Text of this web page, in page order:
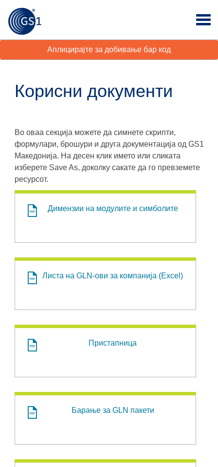
Аплицирајте за добивање бар код
Корисни документи
Во оваа секција можете да симнете скрипти,
формулари, брошури и друга документација од GS1
Македонија. На десен клик името или сликата
изберете Save As, доколку сакате да го превземете
ресурсот.
Димензии на модулите и симболите
Листа на GLN-ови за компанија (Excel)
Пристапница
Барање за GLN пакети